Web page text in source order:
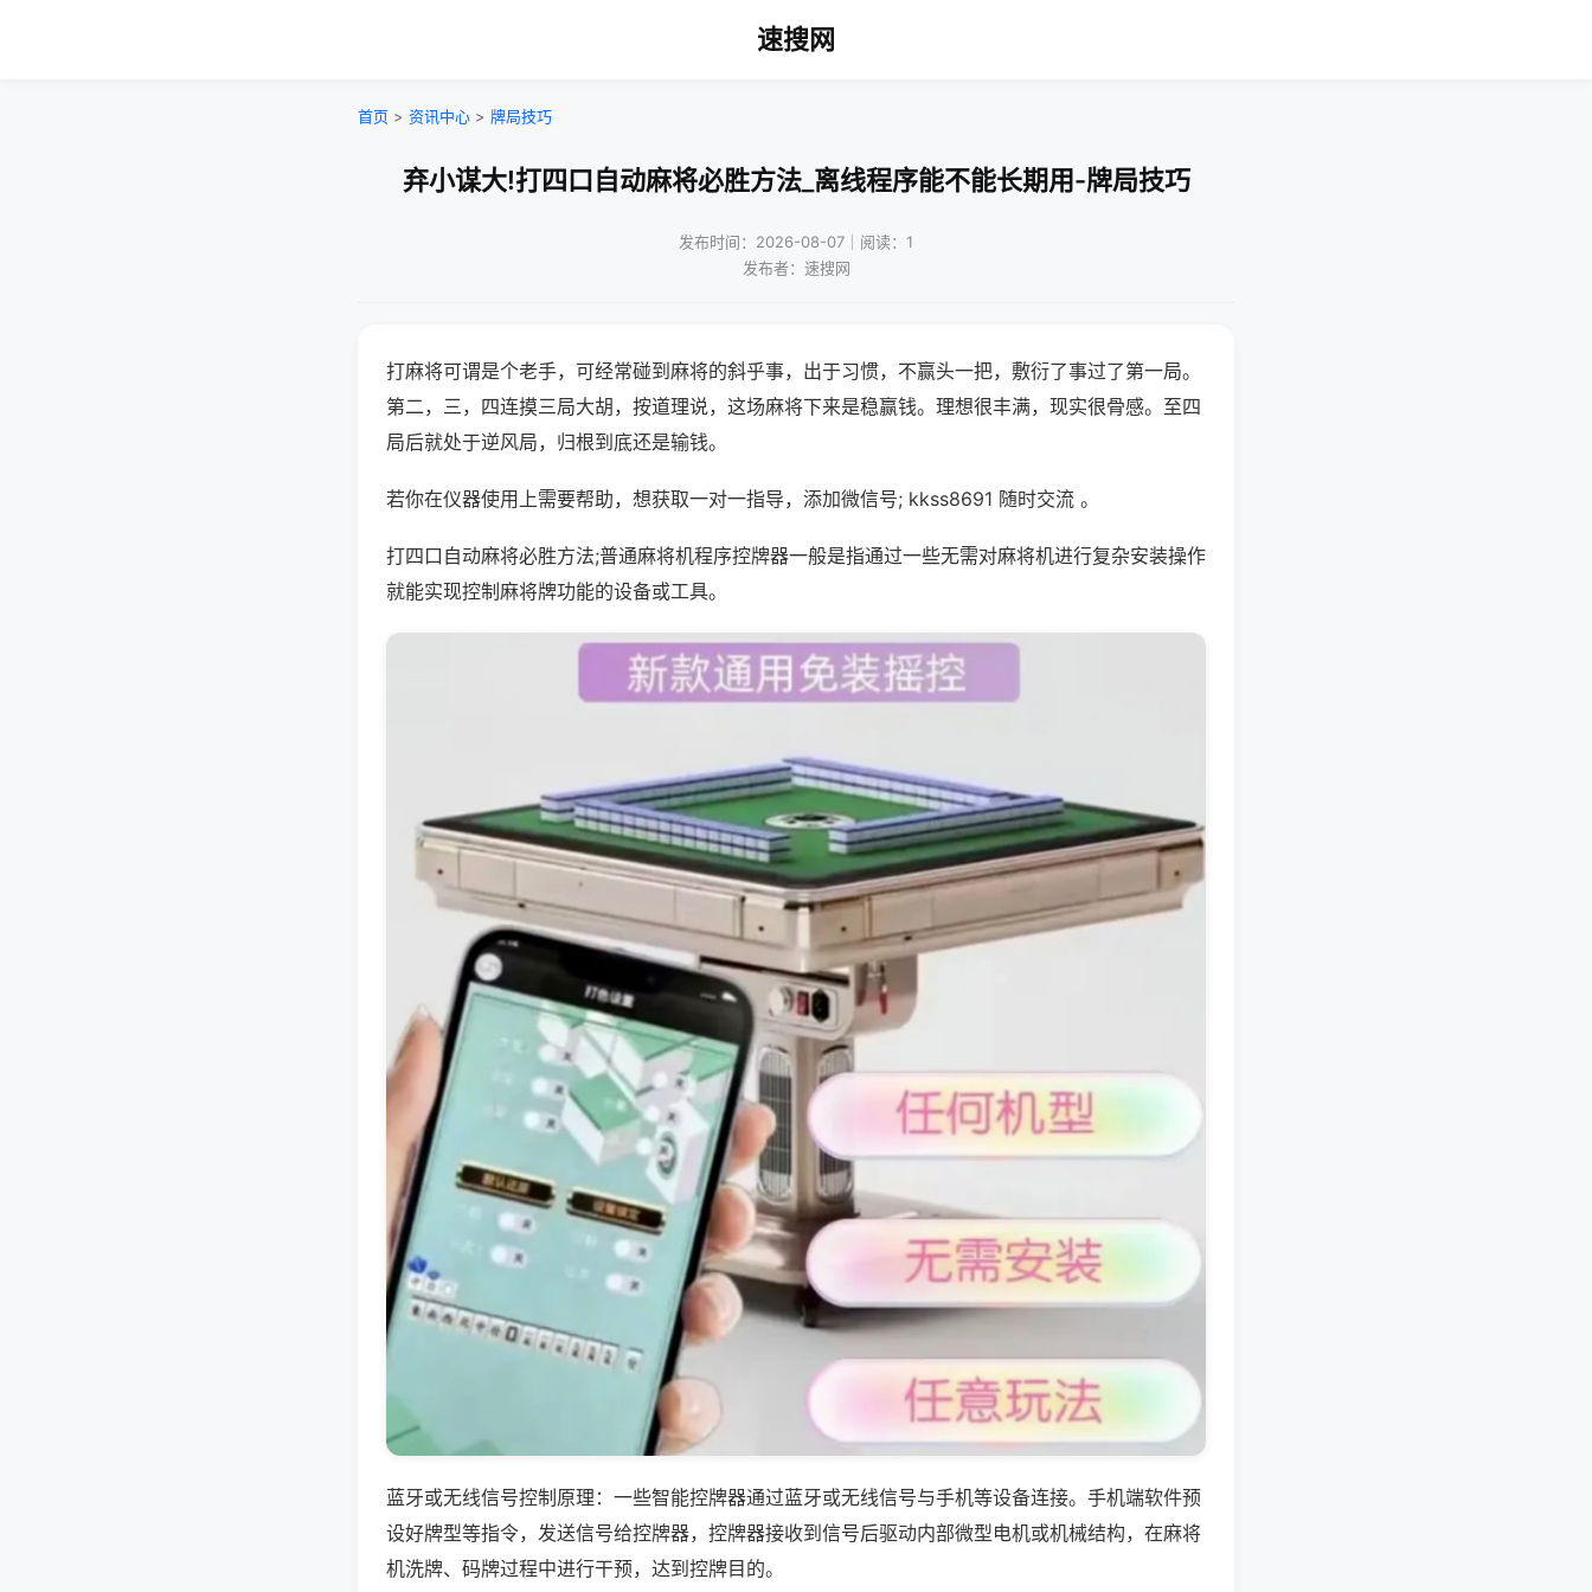
速搜网
首页 > 资讯中心 > 牌局技巧
弃小谋大!打四口自动麻将必胜方法_离线程序能不能长期用-牌局技巧
发布时间：2026-08-07｜阅读：1
发布者：速搜网
打麻将可谓是个老手，可经常碰到麻将的斜乎事，出于习惯，不赢头一把，敷衍了事过了第一局。
第二，三，四连摸三局大胡，按道理说，这场麻将下来是稳赢钱。理想很丰满，现实很骨感。至四
局后就处于逆风局，归根到底还是输钱。
若你在仪器使用上需要帮助，想获取一对一指导，添加微信号; kkss8691 随时交流 。
打四口自动麻将必胜方法;普通麻将机程序控牌器一般是指通过一些无需对麻将机进行复杂安装操作
就能实现控制麻将牌功能的设备或工具。
蓝牙或无线信号控制原理：一些智能控牌器通过蓝牙或无线信号与手机等设备连接。手机端软件预
设好牌型等指令，发送信号给控牌器，控牌器接收到信号后驱动内部微型电机或机械结构，在麻将
机洗牌、码牌过程中进行干预，达到控牌目的。